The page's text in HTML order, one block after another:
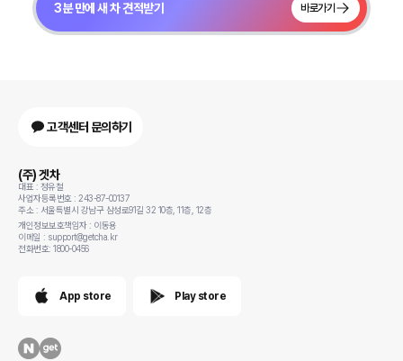
3분 만에 새 차 견적받기 바로가기
고객센터 문의하기
(주) 겟차
대표 : 정유철
사업자등록번호 : 243-87-00137
주소 : 서울특별시 강남구 삼성로91길 32 10층, 11층, 12층
개인정보보호책임자 : 이동용
이메일 : support@getcha.kr
전화번호: 1800-0456
App store Play store